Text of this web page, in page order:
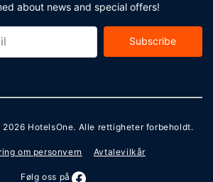
about news and special offers!
Subscribe
2026 HotelsOne. Alle rettigheter forbeholdt.
om personvern Avtalevilkår
Følg oss på